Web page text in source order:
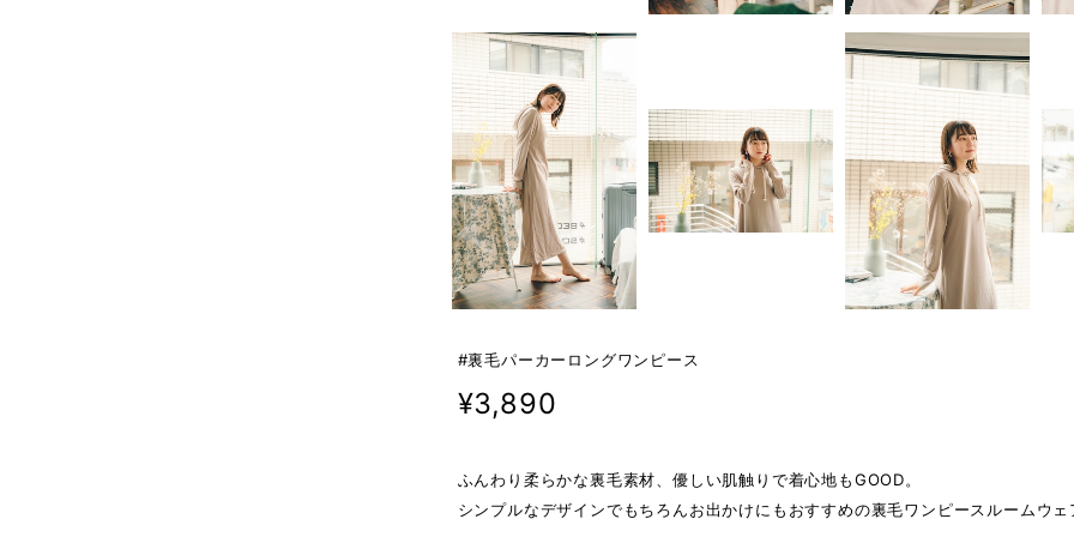
#裏毛パーカーロングワンピース
¥3,890
ふんわり柔らかな裏毛素材、優しい肌触りで着心地もGOOD。
シンプルなデザインでもちろんお出かけにもおすすめの裏毛ワンピースルームウェ